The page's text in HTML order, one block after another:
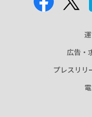
広告・
プレスリリ